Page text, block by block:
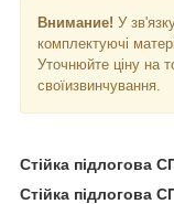
Внимание! У
комплектуючі
Уточнюйте ціну на
своїизвинчування.
Стійка підлогова
Стійка підлогова